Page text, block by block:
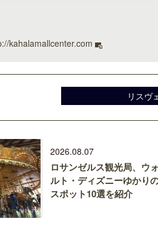
kahalamallcenter.com
リスヴ
2026.08.07
ロサンゼルス観光局、ウォ
ルト・ディズニーゆかり
スポット10選を紹介